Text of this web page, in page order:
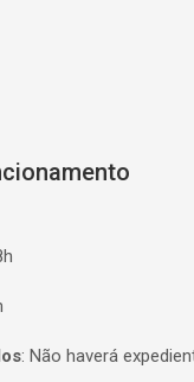
: Não haverá